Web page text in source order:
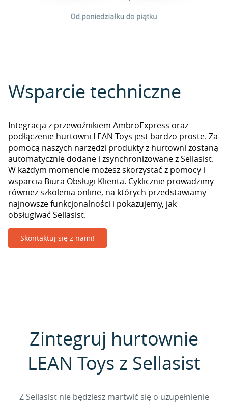
Wsparcie techniczne
Integracja z przewoźnikiem AmbroExpress oraz
podłączenie hurtowni LEAN Toys jest bardzo proste. Za
pomocą naszych narzędzi produkty z hurtowni zostaną
automatycznie dodane i zsynchronizowane z Sellasist.
W każdym momencie możesz skorzystać z pomocy i
wsparcia Biura Obsługi Klienta. Cyklicznie prowadzimy
również szkolenia online, na których przedstawiamy
najnowsze funkcjonalności i pokazujemy, jak
obsługiwać Sellasist.
Skontaktuj się z nami!
Zintegruj hurtownie
LEAN Toys z Sellasist
Z Sellasist nie będziesz martwić się o uzupełnienie